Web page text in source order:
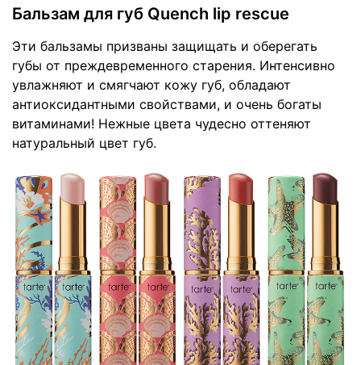
Бальзам для губ Quench lip rescue
Эти бальзамы призваны защищать и оберегать
губы от преждевременного старения. Интенсивно
увлажняют и смягчают кожу губ, обладают
антиоксидантными свойствами, и очень богаты
витаминами! Нежные цвета чудесно оттеняют
натуральный цвет губ.